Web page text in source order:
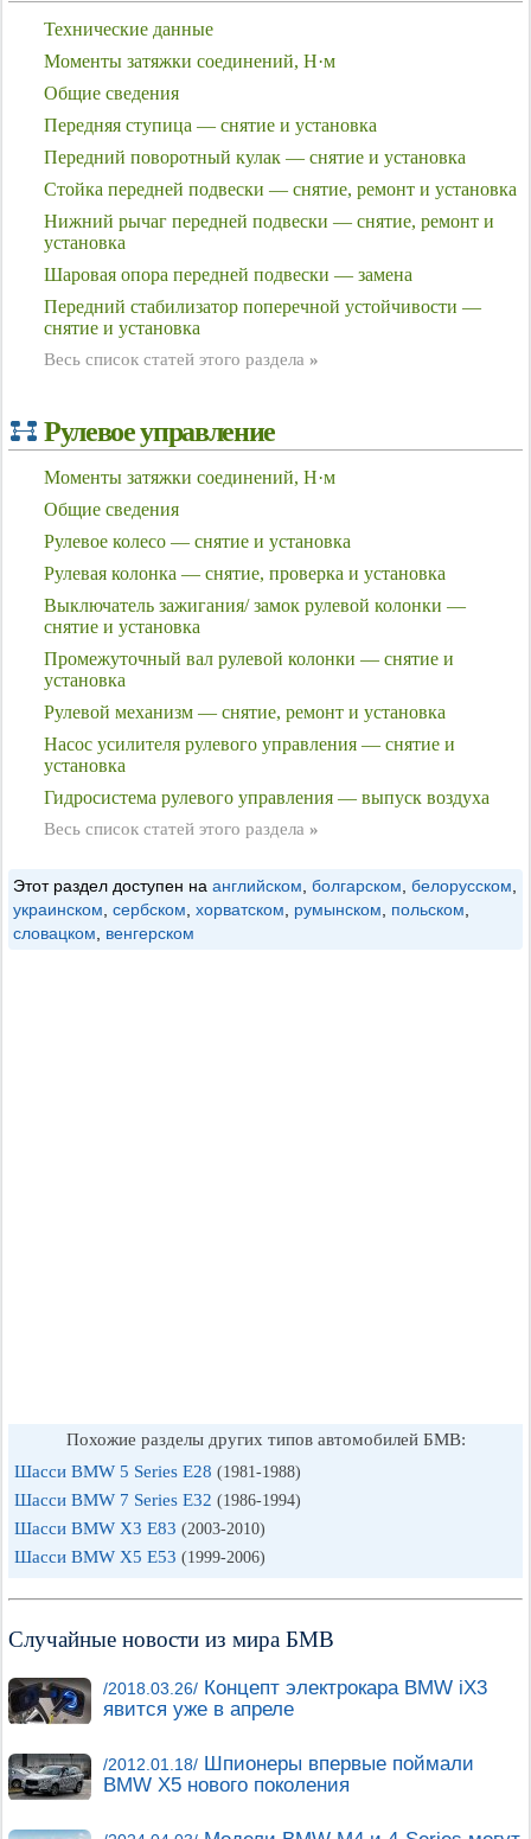
Технические данные
Моменты затяжки соединений, Н·м
Общие сведения
Передняя ступица — снятие и установка
Передний поворотный кулак — снятие и установка
Стойка передней подвески — снятие, ремонт и установка
Нижний рычаг передней подвески — снятие, ремонт и
установка
Шаровая опора передней подвески — замена
Передний стабилизатор поперечной устойчивости —
снятие и установка
Весь список статей этого раздела »
Рулевое управление
Моменты затяжки соединений, Н·м
Общие сведения
Рулевое колесо — снятие и установка
Рулевая колонка — снятие, проверка и установка
Выключатель зажигания/ замок рулевой колонки —
снятие и установка
Промежуточный вал рулевой колонки — снятие и
установка
Рулевой механизм — снятие, ремонт и установка
Насос усилителя рулевого управления — снятие и
установка
Гидросистема рулевого управления — выпуск воздуха
Весь список статей этого раздела »
Этот раздел доступен на английском болгарском белорусском
украинском сербском хорватском румынском польском
словацком
венгерском
Похожие разделы других типов автомобилей БМВ:
Шасси BMW 5 Series E28 (1981-1988)
Шасси BMW 7 Series E32 (1986-1994)
Шасси BMW X3 E83 (2003-2010)
Шасси BMW X5 E53 (1999-2006)
Случайные новости из мира БМВ
/2018.03.26/ Концепт электрокара BMW iX3
явится уже в апреле
/2012.01.18/ Шпионеры впервые поймали
BMW X5 нового поколения